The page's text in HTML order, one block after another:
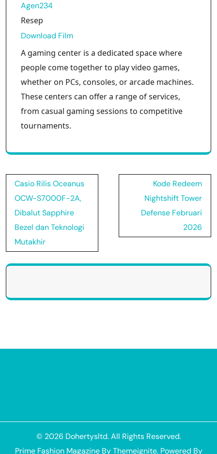
Agen234
Resep
Download Film
A gaming center is a dedicated space where
people come together to play video games,
whether on PCs, consoles, or arcade machines.
These centers can offer a range of services,
from casual gaming sessions to competitive
tournaments.
Post
navigation
Casio Rilis Oceanus
OCW-S7000F-2A,
Dibalut Sapphire
Bezel dan Teknologi
Mutakhir
Kode Redeem
Nightshift Tower
Defense Februari
2026
© 2026 Dohertysltd. All Rights Reserved.
Prime Fashion MagazineByThemeignite. Powered By